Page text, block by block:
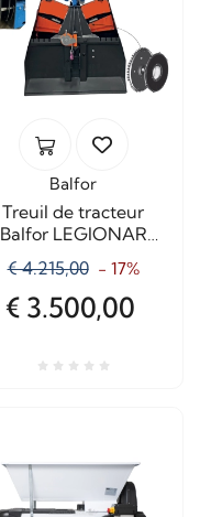
Balfor
Treuil de tracteur
Balfor LEGIONAR
€ 4.215,00 - 17%
€ 3.500,00